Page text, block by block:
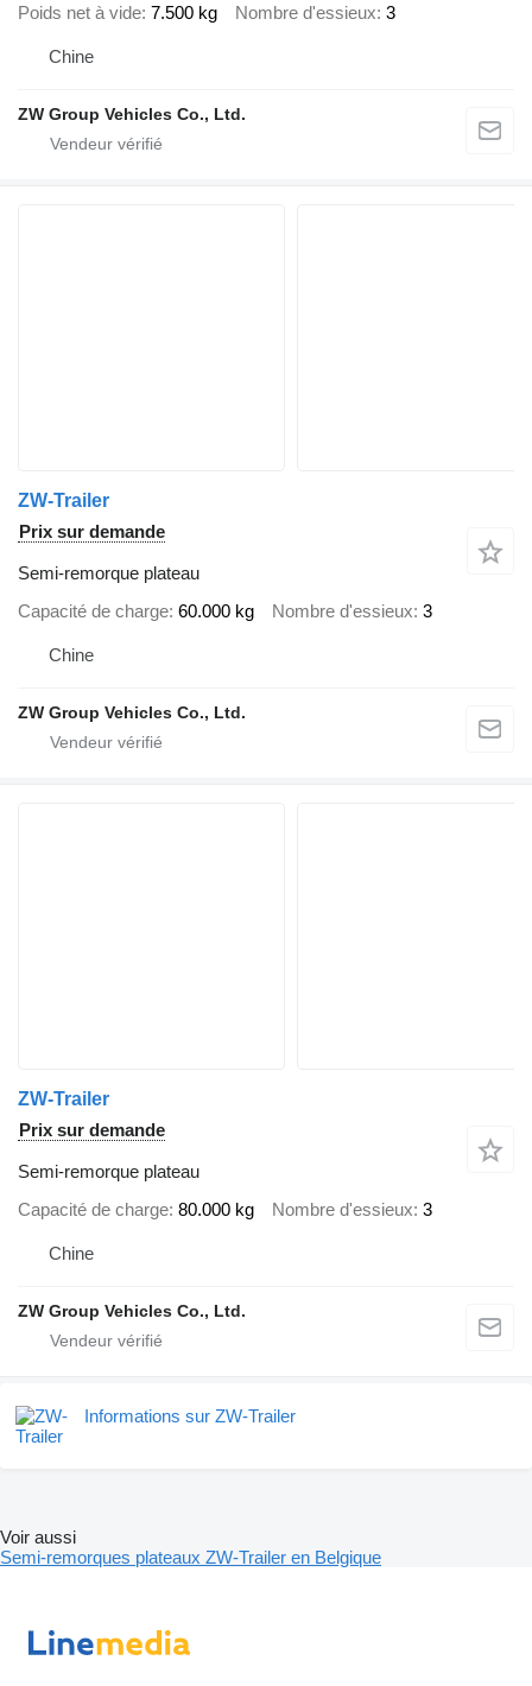
Poids net à vide 7.500 kg Nombre d'essieux 3
Chine
ZW Group Vehicles Co., Ltd.
ZW-Trailer
Prix sur demande
Semi-remorque plateau
Capacité de charge 60.000 kg Nombre d'essieux 3
Chine
ZW Group Vehicles Co., Ltd.
ZW-Trailer
Prix sur demande
Semi-remorque plateau
Capacité de charge 80.000 kg Nombre d'essieux 3
Chine
ZW Group Vehicles Co., Ltd.
Informations sur ZW-Trailer
Voir aussi
Semi-remorques plateaux ZW-Trailer en Belgique